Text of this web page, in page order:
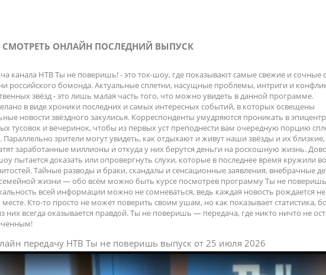
СМОТРЕТЬ ОНЛАЙН ПОСЛЕДНИЙ ВЫПУСК
канала НТВ Ты не поверишь! - это ток-шоу, где показывают самые свежие и сочные
российского бомонда. Актуальные сплетни, насущные проблемы, интриги и
звёзд-это лишь малая часть того, что можно увидеть в данной программе.
в виде хроники последних и самых интересных событий, в которыхосвещены
новости звёздного закулисья. Корреспонденты умудряются проникать в эпицентр
тусовок и вечеринок, чтобы из первых уст преподнести вам очередную порцию
Параллельно зрители могут увидеть, как отдыхают и живут наши звёзды и их
заработанные миллионы и откуда у них берутся деньги на роскошную жизнь.
пытается доказать или опровергнуть слухи, которые в последнее время кружили
Тайные разводы и браки, скандалы и сенсационные заявления, внебрачные
жизни—обо всём можно быть курсе посмотрев программу Ты не
всей информации можно не сомневаться, ведь каждая новость рождается
месте. Кто-то просто не может поверить своим ушам, но как показывает статистика,
них всегда оказывается правдой. Ты не поверишь— передача, где никто ничто не
передачу НТВ Ты не поверишь выпуск от 25 июля 2026